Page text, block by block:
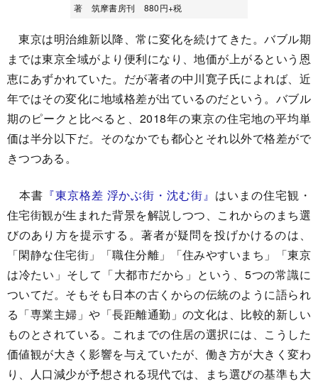
著 筑摩書房刊 880円+税
東京は明治維新以降、常に変化を続けてきた。バブル期
までは東京全域がより便利になり、地価が上がるという恩
恵にあずかれていた。だが著者の中川寛子氏によれば、近
年ではその変化に地域格差が出ているのだという。バブル
期のピークと比べると、2018年の東京の住宅地の平均単
価は半分以下だ。そのなかでも都心とそれ以外で格差がで
きつつある。
本書 『東京格差 浮かぶ街・沈む街』 はいまの住宅観・
住宅街観が生まれた背景を解説しつつ、これからのまち選
びのあり方を提示する。著者が疑問を投げかけるのは、
「閑静な住宅街」「職住分離」「住みやすいまち」「東京
は冷たい」そして「大都市だから」という、5つの常識に
ついてだ。そもそも日本の古くからの伝統のように語られ
る「専業主婦」や「長距離通勤」の文化は、比較的新しい
ものとされている。これまでの住居の選択には、こうした
価値観が大きく影響を与えていたが、働き方が大きく変わ
り、人口減少が予想される現代では、まち選びの基準も大